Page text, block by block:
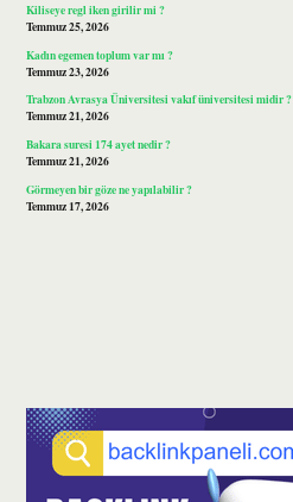
Kiliseye regl iken girilir mi ?
Temmuz 25, 2026
Kadın egemen toplum var mı ?
Temmuz 23, 2026
Trabzon Avrasya Üniversitesi vakıf üniversitesi midir ?
Temmuz 21, 2026
Bakara suresi 174 ayet nedir ?
Temmuz 21, 2026
Görmeyen bir göze ne yapılabilir ?
Temmuz 17, 2026